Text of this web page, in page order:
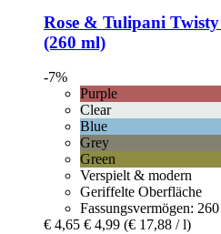
Rose & Tulipani
(260 ml)
-7%
Purple
Clear
Blue
Grey
Green
Verspielt & modern
Geriffelte Oberfläche
Fassungsvermögen:
€ 4,65 € 4,99 (€ 17,88 / l)